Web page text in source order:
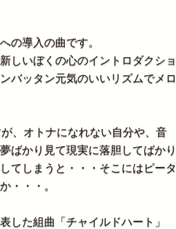
の導入の曲です。
しいぼくの心のイントロダクショ
バッタン元気のいいリズムでメロ
、オトナになれない自分や、音
ばかり見て現実に落胆してばかり
てしまうと・・・そこにはピータ
・・・。
た組曲「チャイルドハート」